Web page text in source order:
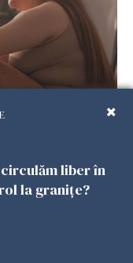
Harvard
multor
liber în
la granițe?